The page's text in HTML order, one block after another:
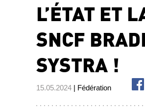
L’ÉTAT ET
SNCF
SYSTRA !
15.05.2024 | Fédération